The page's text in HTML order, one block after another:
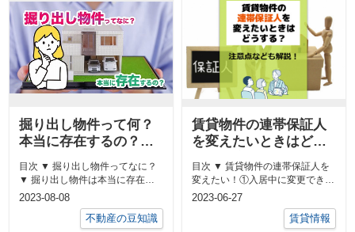
掘り出し物件って何？
本当に存在するの？い
い物件を見つけるに
は？
目次 ▼ 掘り出し物件ってなに？
▼ 掘り出し物件は本当に存在す
るの？▼ いい物件を見つけるに
2023-08-08
不動産の豆知識
賃貸物件の連帯保証人
を変えたいときはどう
する？注意点なども解
説！
目次 ▼ 賃貸物件の連帯保証人を
変えたい！①入居中に変更できる
のか▼ 賃貸物件の連帯保証人を
2023-06-27
賃貸情報